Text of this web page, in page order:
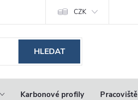
CZK
HLEDAT
Karbonové profily Pracoviště